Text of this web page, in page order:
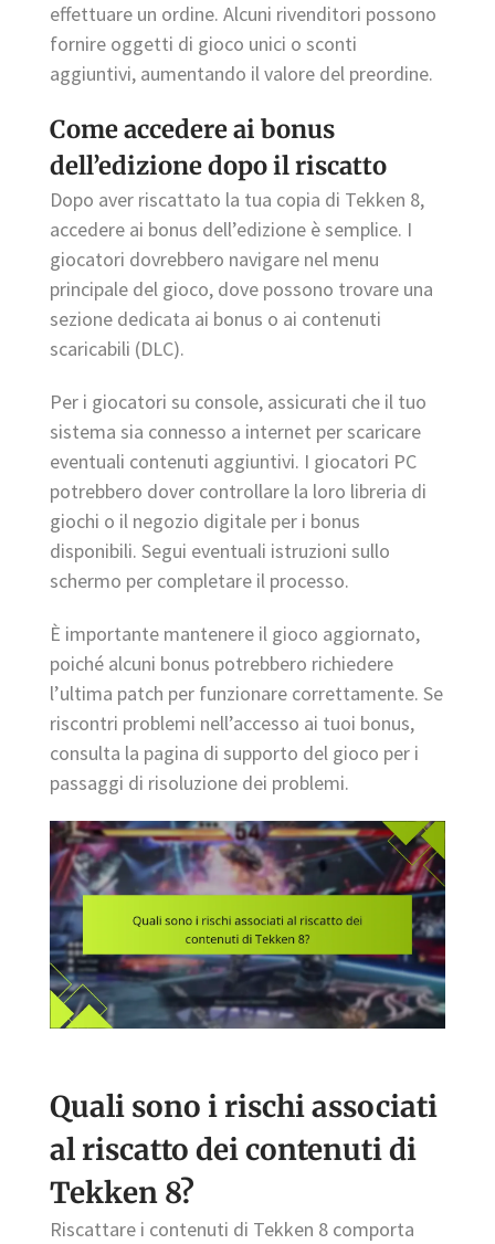
effettuare un ordine. Alcuni rivenditori possono
fornire oggetti di gioco unici o sconti
aggiuntivi, aumentando il valore del preordine.
Come accedere ai bonus
dell’edizione dopo il riscatto
Dopo aver riscattato la tua copia di Tekken 8,
accedere ai bonus dell’edizione è semplice. I
giocatori dovrebbero navigare nel menu
principale del gioco, dove possono trovare una
sezione dedicata ai bonus o ai contenuti
scaricabili (DLC).
Per i giocatori su console, assicurati che il tuo
sistema sia connesso a internet per scaricare
eventuali contenuti aggiuntivi. I giocatori PC
potrebbero dover controllare la loro libreria di
giochi o il negozio digitale per i bonus
disponibili. Segui eventuali istruzioni sullo
schermo per completare il processo.
È importante mantenere il gioco aggiornato,
poiché alcuni bonus potrebbero richiedere
l’ultima patch per funzionare correttamente. Se
riscontri problemi nell’accesso ai tuoi bonus,
consulta la pagina di supporto del gioco per i
passaggi di risoluzione dei problemi.
Quali sono i rischi associati
al riscatto dei contenuti di
Tekken 8?
Riscattare i contenuti di Tekken 8 comporta